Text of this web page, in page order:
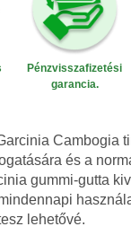
Pénzvisszafizetési
garancia.
Cambogia
és a
gummi-gutta
lehetővé.